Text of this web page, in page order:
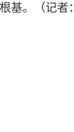
基。（记者